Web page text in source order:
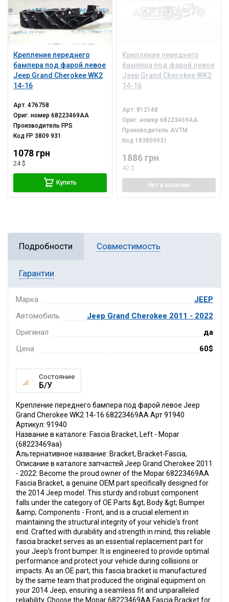
Крепление переднего
бампера под фарой левое
Jeep Grand Cherokee WK2
14-16
Арт.476758
Ориг. номер68223469AA
Производитель FPS
Код FP 3809 931
1078 грн
24 $
Купить
Крепление переднего
бампера под фарой левое
Jeep Grand Cherokee WK2
14-16
Арт. 812148
Ориг. номер 68223469AA
Производитель AVTM
Код 183809931
1886 грн
42 $
Нет в наличии
Подробности Совместимость
Гарантии
Марка
JEEP
Автомобиль
Jeep Grand Cherokee 2011 - 2022
Оригинал
да
Цена
60$
Состояние
Б/У
Крепление переднего бампера под фарой левое Jeep
Grand Cherokee WK2 14-16 68223469AA Арт 91940
Артикул: 91940
Название в каталоге: Fascia Bracket, Left - Mopar
(68223469aa)
Альтернативное название: Bracket, Bracket-Fascia,
Описание в каталоге запчастей Jeep Grand Cherokee 2011
- 2022: Become the proud owner of the Mopar 68223469AA
Fascia Bracket, a genuine OEM part specifically designed for
the 2014 Jeep model. This sturdy and robust component
falls under the category of OE Parts &gt; Body &gt; Bumper
&amp; Components - Front, and is a crucial element in
maintaining the structural integrity of your vehicle's front
end. Crafted with durability and strength in mind, this reliable
fascia bracket serves as an essential replacement part for
your Jeep's front bumper. It is engineered to provide optimal
performance and protect your vehicle during collisions or
impacts. As an OE part, this fascia bracket is manufactured
by the same team that produced the original equipment on
your 2014 Jeep, ensuring a seamless fit and unparalleled
reliability. Choose the Mopar 68223469AA Fascia Bracket for